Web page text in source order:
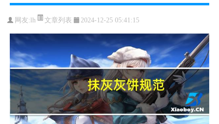
网友:lh 文章列表 2024-12-25 05:41:15